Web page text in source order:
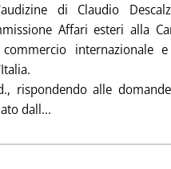
di Claudio
Affari esteri alla
internazionale
rispondendo alle
dall...